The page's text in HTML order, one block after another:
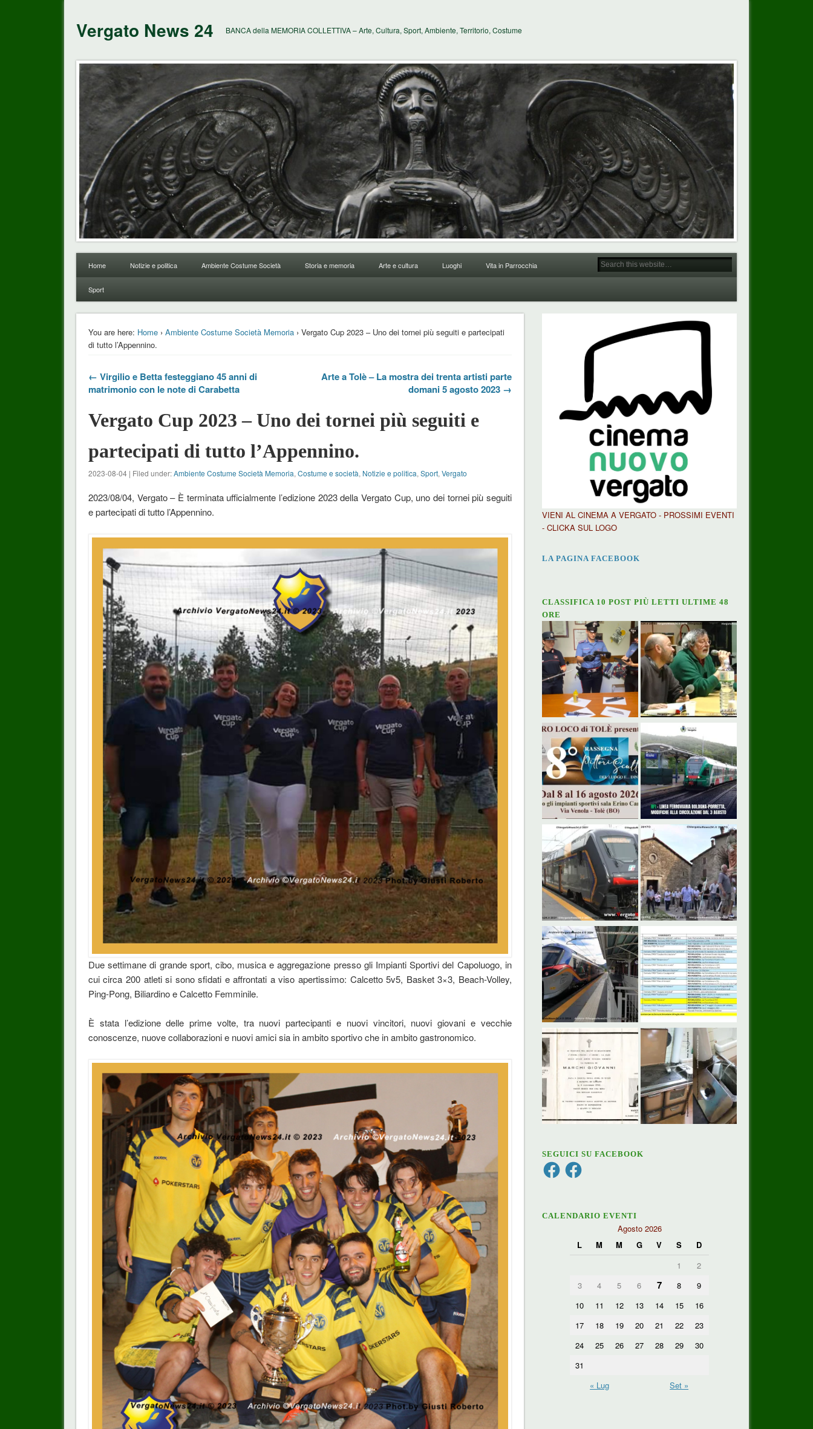
Vergato News 24 BANCA della MEMORIA COLLETTIVA – Arte, Cultura, Sport, Ambiente, Territorio, Costume
Home Notizie e politica Ambiente Costume Società Storia e memoria Arte e cultura Luoghi Vita in Parrocchia
Sport
You are here: Home› Ambiente Costume Società Memoria› Vergato Cup 2023 – Uno dei tornei più seguiti e partecipati
di tutto l’Appennino.
← Virgilio e Betta festeggiano 45 anni di
matrimonio con le note di Carabetta
Arte a Tolè – La mostra dei trenta artisti parte
domani 5 agosto 2023 →
Vergato Cup 2023 – Uno dei tornei più seguiti e
partecipati di tutto l’Appennino.
2023-08-04 | Filed under:Ambiente Costume Società Memoria, Costume e società, Notizie e politica, Sport, Vergato
2023/08/04, Vergato – È terminata ufficialmente l’edizione 2023 della Vergato Cup, uno dei tornei più seguiti
e partecipati di tutto l’Appennino.
Due settimane di grande sport, cibo, musica e aggregazione presso gli Impianti Sportivi del Capoluogo, in
cui circa 200 atleti si sono sfidati e affrontati a viso apertissimo: Calcetto 5v5, Basket 3×3, Beach-Volley,
Ping-Pong, Biliardino e Calcetto Femminile.
È stata l’edizione delle prime volte, tra nuovi partecipanti e nuovi vincitori, nuovi giovani e vecchie
conoscenze, nuove collaborazioni e nuovi amici sia in ambito sportivo che in ambito gastronomico.
VIENI AL CINEMA A VERGATO - PROSSIMI EVENTI
- CLICKA SUL LOGO
LA PAGINA FACEBOOK
CLASSIFICA 10 POST PIÙ LETTI ULTIME 48
ORE
SEGUICI SU FACEBOOK
FacebookFacebook
CALENDARIO EVENTI
Agosto 2026
L
M M G V S
D
1
2
3
4 5 6 7 8
9
10
11 12 13 14 15
16
17
18 19 20 21 22
23
24
25 26 27 28 29
30
31
« Lug
Set »